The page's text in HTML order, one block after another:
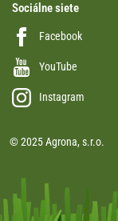
Sociálne siete
Facebook
YouTube
Instagram
© 2025 Agrona, s.r.o.